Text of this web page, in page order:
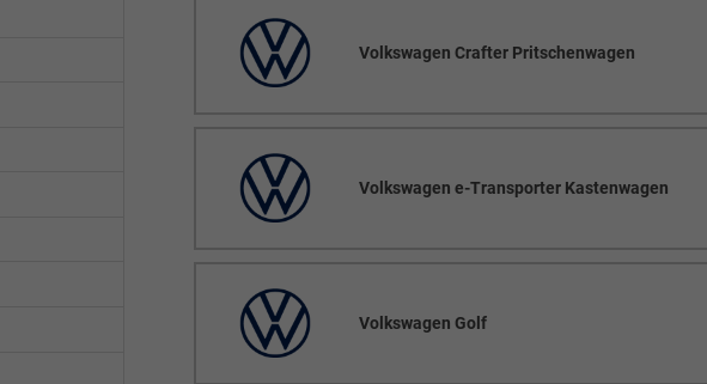
Volkswagen Crafter Pritschenwagen
Volkswagen e-Transporter Kastenwagen
Volkswagen Golf